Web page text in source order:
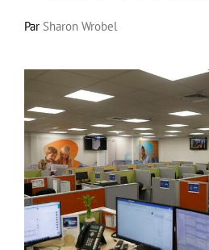
Par Sharon Wrobel